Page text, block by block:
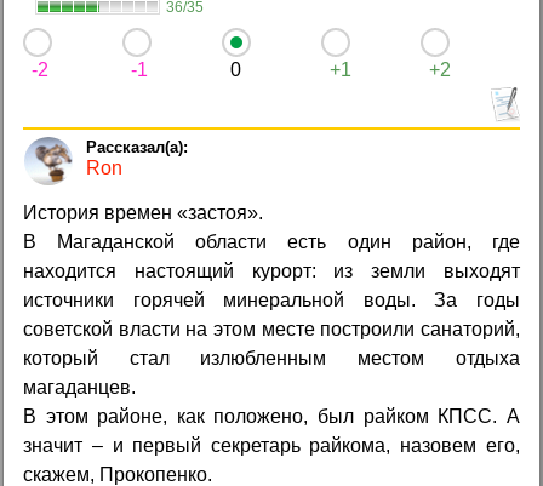
36/35
-2 -1 0 +1 +2
Ron
История времен «застоя».
В Магаданской области есть один район, где
находится настоящий курорт: из земли выходят
источники горячей минеральной воды. За годы
советской власти на этом месте построили санаторий,
который стал излюбленным местом отдыха
магаданцев.
В этом районе, как положено, был райком КПСС. А
значит – и первый секретарь райкома, назовем его,
скажем, Прокопенко.